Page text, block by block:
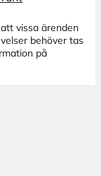
vissa ärenden
behöver tas
på